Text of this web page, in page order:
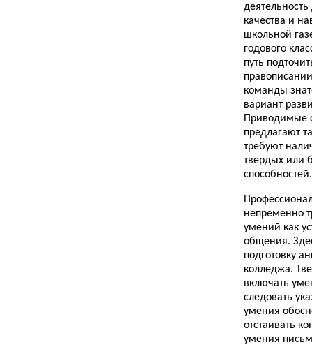
качества и
школьной
годового
путь
команды
вариант
Приводимые
предлагают
требуют
твердых или
способностей.
непременно
умений как
общения.
подготовку
колледжа.
включать
следовать
умения
отстаивать
умения